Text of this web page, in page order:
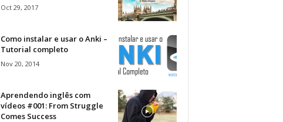
Oct 29, 2017
Como instalar e usar o Anki –
Tutorial completo
Nov 20, 2014
Aprendendo inglês com
vídeos #001: From Struggle
Comes Success